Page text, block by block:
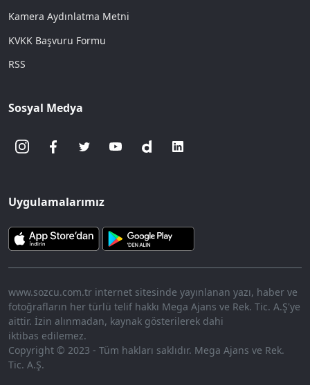
Kamera Aydınlatma Metni
KVKK Başvuru Formu
RSS
Sosyal Medya
Uygulamalarımız
www.sozcu.com.tr internet sitesinde yayınlanan yazı, haber ve
fotoğrafların her türlü telif hakkı Mega Ajans ve Rek. Tic. A.Ş'ye
aittir. İzin alınmadan, kaynak gösterilerek dahi
iktibas edilemez.
Copyright © 2023 - Tüm hakları saklıdır. Mega Ajans ve Rek.
Tic. A.Ş.